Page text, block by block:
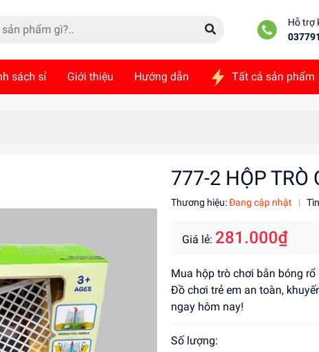
Hỗ trợ
sách sỉ Giới thiệu Hướng dẫn Tất cả sản phẩm
777-2 HỘP TRÒ
Thương hiệu:Đang cập nhật |
Giá lẻ: 281.000₫
Mua hộp trò chơi bắn bóng
Đồ chơi trẻ em an toàn,
ngay hôm nay!
Số lượng: